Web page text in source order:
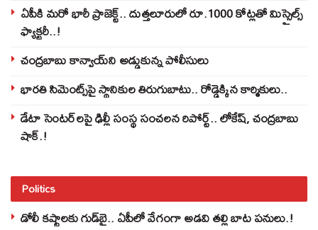
ఏపీకి మరో భారీ ప్రాజెక్ట్.. దుత్తలూరులో రూ.1000 కోట్లతో మిస్సైల్స్
ఫ్యాక్టరీ..!
చంద్రబాబు కాన్వాయ్‌ని అడ్డుకున్న పోలీసులు
భారతి సిమెంట్స్‌పై స్థానికుల తిరుగుబాటు.. రోడ్డెక్కిన కార్మికులు..
డేటా సెంటర్‌లపై ఢిల్లీ సంస్థ సంచలన రిపోర్ట్.. లోకేష్‌, చంద్రబాబు
షాక్‌.!
Politics
డోలీ కష్టాలకు గుడ్‌బై.. ఏపీలో వేగంగా అడవి తల్లి బాట పనులు.!